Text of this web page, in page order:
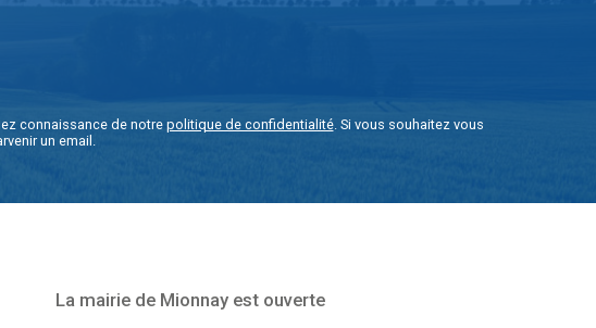
connaissance de notre politique de confidentialité. Si vous souhaitez vous
un email.
La mairie de Mionnay est ouverte